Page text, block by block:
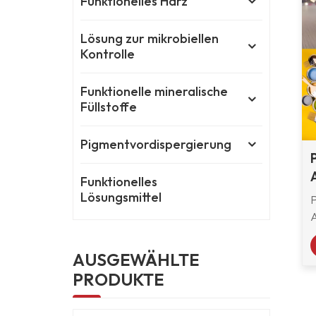
Lösung zur mikrobiellen
Kontrolle
Funktionelle mineralische
Füllstoffe
Pigmentvordispergierung
Funktionelles
Lösungsmittel
AUSGEWÄHLTE
PRODUKTE